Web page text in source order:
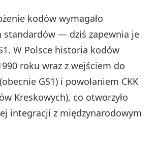
kodów wymagało
standardów — dziś zapewnia je
W Polsce historia kodów
roku wraz z wejściem do
GS1) i powołaniem CKK
Kreskowych), co otworzyło
integracji z międzynarodowym